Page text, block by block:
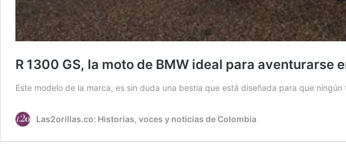
R 1300 GS, la moto de BMW ideal para
Este modelo de la marca, es sin duda una bestia que está diseñada para que
Las2orillas.co: Historias, voces y noticias de Colombia